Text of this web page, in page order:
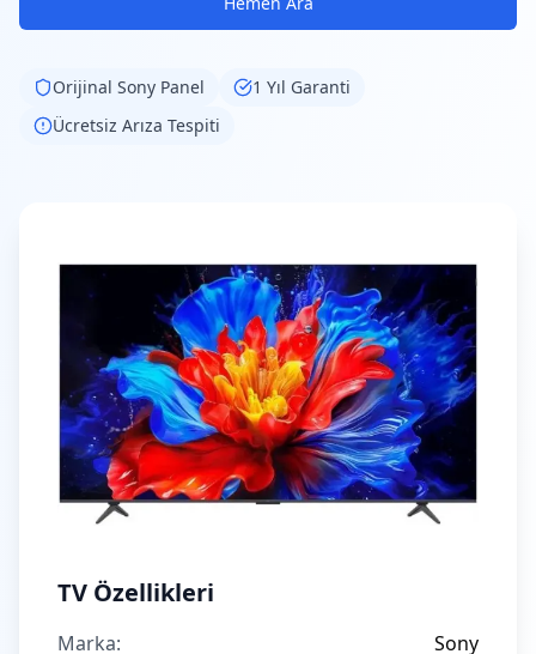
Orijinal Sony Panel
1 Yıl Garanti
Ücretsiz Arıza Tespiti
TV Özellikleri
Marka:
Sony